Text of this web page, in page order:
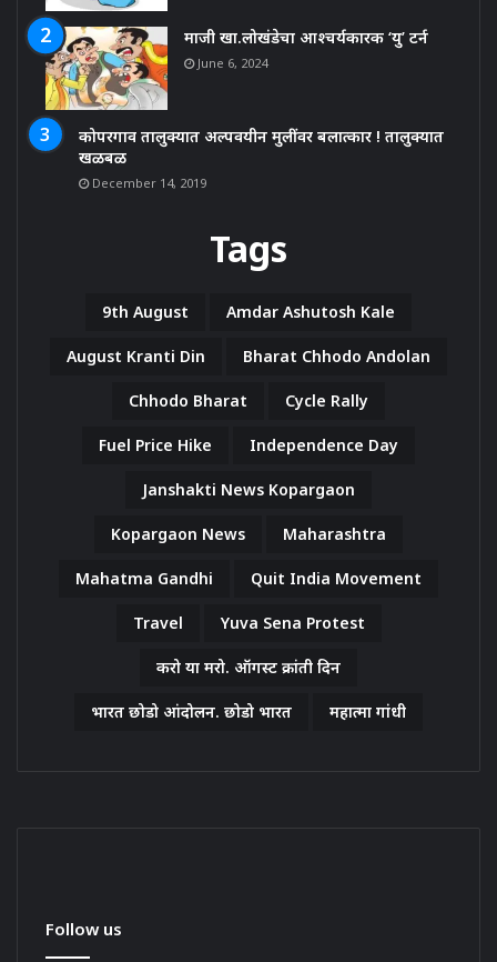
माजी खा.लोखंडेचा आश्चर्यकारक ‘यु’ टर्न
June 6, 2024
कोपरगाव तालुक्यात अल्पवयीन मुलींवर बलात्कार ! तालुक्यात
खळबळ
December 14, 2019
Tags
9th August Amdar Ashutosh Kale
August Kranti Din Bharat Chhodo Andolan
Chhodo Bharat Cycle Rally
Fuel Price Hike Independence Day
Janshakti News Kopargaon
Kopargaon News Maharashtra
Mahatma Gandhi Quit India Movement
Travel Yuva Sena Protest
करो या मरो. ऑगस्ट क्रांती दिन
भारत छोडो आंदोलन. छोडो भारत महात्मा गांधी
Follow us